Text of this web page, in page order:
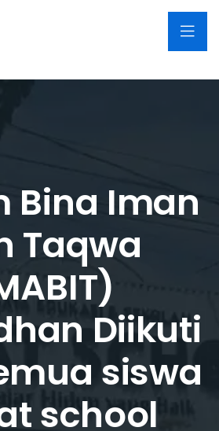
Bina Iman
Taqwa
Diikuti
siswa
school